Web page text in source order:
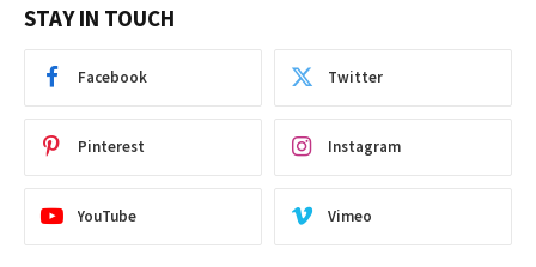
STAY IN TOUCH
Facebook Twitter
Pinterest Instagram
YouTube Vimeo